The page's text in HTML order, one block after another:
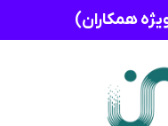
همکاران)